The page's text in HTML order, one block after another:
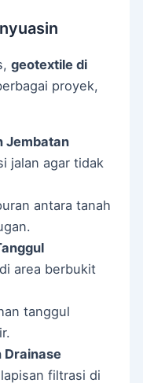
geotextile di
proyek,
Jembatan
jalan agar tidak
antara tanah
area berbukit
tanggul
Drainase
filtrasi di